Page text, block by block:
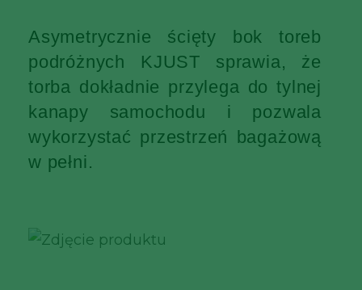
Asymetrycznie ścięty bok toreb
podróżnych KJUST sprawia, że
torba dokładnie przylega do tylnej
kanapy samochodu i pozwala
wykorzystać przestrzeń bagażową
w pełni.